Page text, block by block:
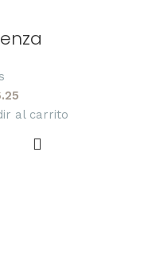
al carrito